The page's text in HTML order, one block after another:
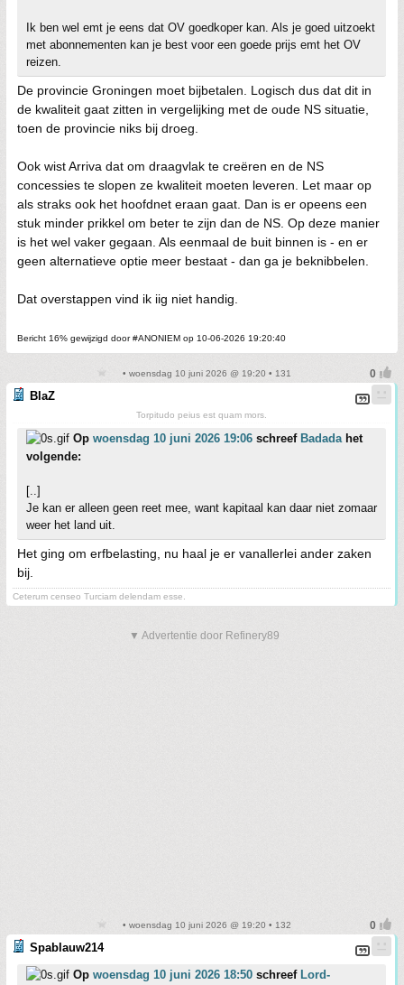
Ik ben wel emt je eens dat OV goedkoper kan. Als je goed uitzoekt
met abonnementen kan je best voor een goede prijs emt het OV
reizen.
De provincie Groningen moet bijbetalen. Logisch dus dat dit in
de kwaliteit gaat zitten in vergelijking met de oude NS situatie,
toen de provincie niks bij droeg.
Ook wist Arriva dat om draagvlak te creëren en de NS
concessies te slopen ze kwaliteit moeten leveren. Let maar op
als straks ook het hoofdnet eraan gaat. Dan is er opeens een
stuk minder prikkel om beter te zijn dan de NS. Op deze manier
is het wel vaker gegaan. Als eenmaal de buit binnen is - en er
geen alternatieve optie meer bestaat - dan ga je beknibbelen.
Dat overstappen vind ik iig niet handig.
Bericht 16% gewijzigd door #ANONIEM op 10-06-2026 19:20:40
• woensdag 10 juni 2026 @ 19:20 • 131
BlaZ
Torpitudo peius est quam mors.
Op woensdag 10 juni 2026 19:06 schreef Badadahet
volgende:
[..]
Je kan er alleen geen reet mee, want kapitaal kan daar niet zomaar
weer het land uit.
Het ging om erfbelasting, nu haal je er vanallerlei ander zaken
bij.
Ceterum censeo Turciam delendam esse.
▼ Advertentie door Refinery89
• woensdag 10 juni 2026 @ 19:20 • 132
Spablauw214
Op woensdag 10 juni 2026 18:50 schreef Lord-